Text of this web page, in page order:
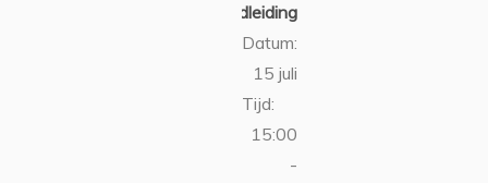
rondleiding
Datum:
15 juli
Tijd:
15:00
-